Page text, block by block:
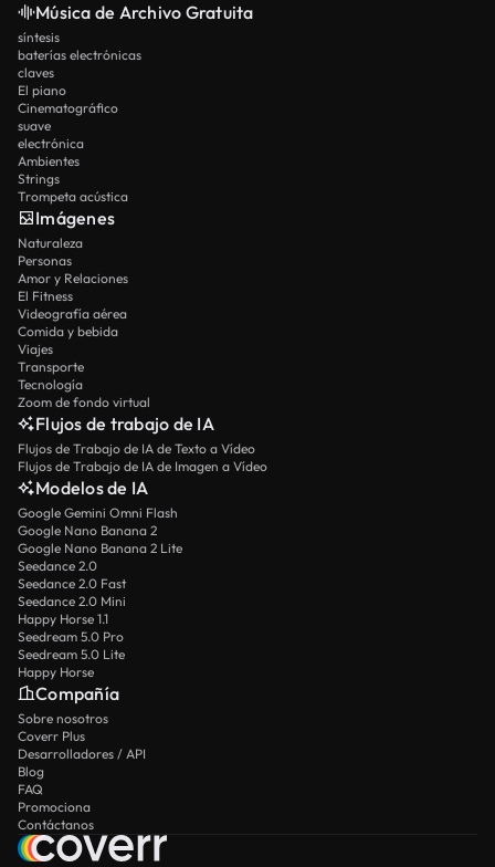
Música de Archivo Gratuita
síntesis
baterías electrónicas
claves
El piano
Cinematográfico
suave
electrónica
Ambientes
Strings
Trompeta acústica
Imágenes
Naturaleza
Personas
Amor y Relaciones
El Fitness
Videografía aérea
Comida y bebida
Viajes
Transporte
Tecnología
Zoom de fondo virtual
Flujos de trabajo de IA
Flujos de Trabajo de IA de Texto a Vídeo
Flujos de Trabajo de IA de Imagen a Vídeo
Modelos de IA
Google Gemini Omni Flash
Google Nano Banana 2
Google Nano Banana 2 Lite
Seedance 2.0
Seedance 2.0 Fast
Seedance 2.0 Mini
Happy Horse 1.1
Seedream 5.0 Pro
Seedream 5.0 Lite
Happy Horse
Compañía
Sobre nosotros
Coverr Plus
Desarrolladores / API
Blog
FAQ
Promociona
Contáctanos